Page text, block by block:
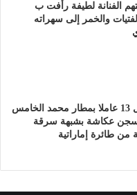
الفنانة لطيفة رأفت ب
والخمر إلى سهراته
قاضي التحقيق يحيل 13 عاملا بمطار محمد الخامس
سجن عكاشة بشبهة سرقة
من طائرة إماراتية